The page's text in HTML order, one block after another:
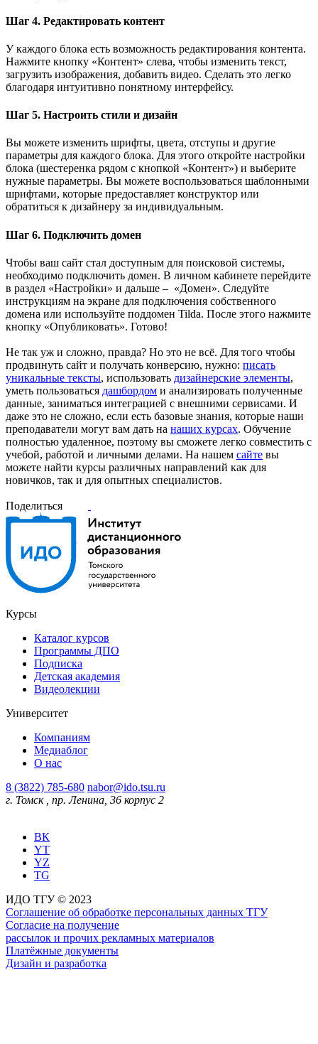
Шаг 4. Редактировать контент
У каждого блока есть возможность редактирования контента.
Нажмите кнопку «Контент» слева, чтобы изменить текст,
загрузить изображения, добавить видео. Сделать это легко
благодаря интуитивно понятному интерфейсу.
Шаг 5. Настроить стили и дизайн
Вы можете изменить шрифты, цвета, отступы и другие
параметры для каждого блока. Для этого откройте настройки
блока (шестеренка рядом с кнопкой «Контент») и выберите
нужные параметры. Вы можете воспользоваться шаблонными
шрифтами, которые предоставляет конструктор или
обратиться к дизайнеру за индивидуальным.
Шаг 6. Подключить домен
Чтобы ваш сайт стал доступным для поисковой системы,
необходимо подключить домен. В личном кабинете перейдите
в раздел «Настройки» и дальше – «Домен». Следуйте
инструкциям на экране для подключения собственного
домена или используйте поддомен Tilda. После этого нажмите
кнопку «Опубликовать». Готово!
Не так уж и сложно, правда? Но это не всё. Для того чтобы
продвинуть сайт и получать конверсию, нужно: писать
уникальные тексты, использовать дизайнерские элементы,
уметь пользоваться дашбордом и анализировать полученные
данные, заниматься интеграцией с внешними сервисами. И
даже это не сложно, если есть базовые знания, которые наши
преподаватели могут вам дать на наших курсах. Обучение
полностью удаленное, поэтому вы сможете легко совместить с
учебой, работой и личными делами. На нашем сайте вы
можете найти курсы различных направлений как для
новичков, так и для опытных специалистов.
Поделиться
Курсы
Каталог курсов
Программы ДПО
Подписка
Детская академия
Видеолекции
Университет
Компаниям
Медиаблог
О нас
8 (3822) 785-680 nabor@ido.tsu.ru
г. Томск, пр. Ленина, 36 корпус 2
ВК
YT
YZ
TG
ИДО ТГУ © 2023
Соглашение об обработке персональных данных ТГУ
Согласие на получение
рассылок и прочих рекламных материалов
Платёжные документы
Дизайн и разработка